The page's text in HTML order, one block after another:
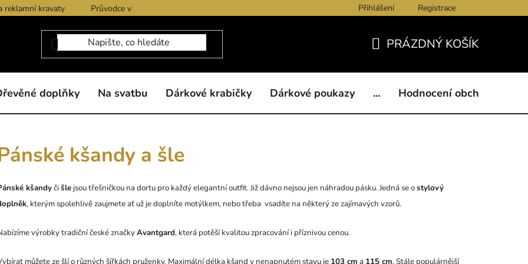
reklamní kravaty Průvodce výběrem produktů Kontakty Obchodní podmínky
Přihlášení Registrace
KOŠÍK
PRÁZDNÝ KOŠÍK
doplňky Na svatbu Dárkové krabičky Dárkové poukazy ... Hodnocení obchodu
kšandy a šle
kšandyčišle jsou třešničkou na dortu pro každý elegantní outfit. Již dávno nejsou jen náhradou pásku. Jedná se ostylový
, kterým spolehlivě zaujmete ať už je doplníte motýlkem, nebo třeba vsadíte na některý ze zajímavých vzorů.
výrobky tradiční české značkyAvantgard, která potěší kvalitou zpracování i příznivou cenou.
můžete ze šlí o různých šířkách pruženky. Maximální délka kšand v nenapnutém stavu je 103 cm a 115 cm. Stále populárnější